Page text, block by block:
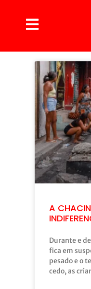
A
Durante e
fica em
pesado e o
cedo, as